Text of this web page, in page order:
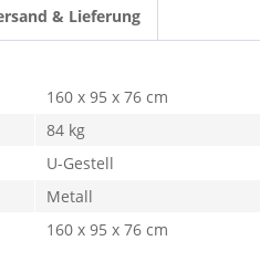
& Lieferung
160 x 95 x 76 cm
84 kg
U-Gestell
Metall
160 x 95 x 76 cm